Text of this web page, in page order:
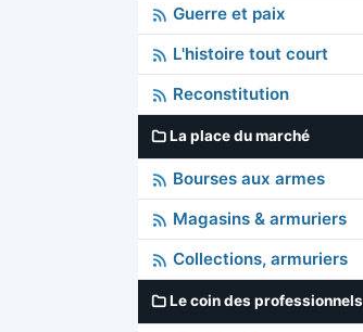
Guerre et paix
L'histoire tout court
Reconstitution
La place du marché
Bourses aux armes
Magasins & armuriers
Collections, armuriers
Le coin des professionnels